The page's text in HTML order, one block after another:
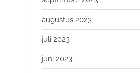
augustus 2023
juli 2023
juni 2023